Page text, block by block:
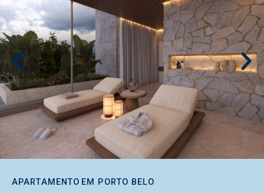
APARTAMENTO EM PORTO BELO